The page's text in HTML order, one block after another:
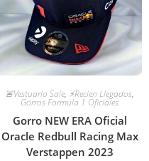
🚨Vestuario Sale, ⚡Recien Llegados,
Gorros Formula 1 Oficiales
Gorro NEW ERA Oficial
Oracle Redbull Racing Max
Verstappen 2023